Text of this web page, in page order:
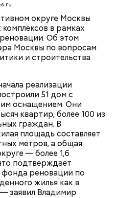
округе Москвы
в рамках
Об этом
Москвы по вопросам
и строительства
реализации
51 дом с
оснащением. Они
квартир, более 100 из
граждан. В
площадь составляет
метров, а общая
— более 1,6
подтверждает
фонда реновации по
жилья как в
заявил Владимир